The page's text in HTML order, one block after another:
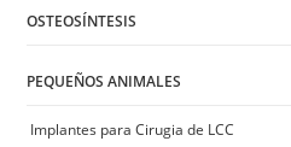
OSTEOSÍNTESIS
PEQUEÑOS ANIMALES
Implantes para Cirugia de LCC